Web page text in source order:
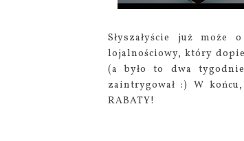
Słyszałyście już może
lojalnościowy, który
(a było to dwa
zaintrygował :) W
RABATY!